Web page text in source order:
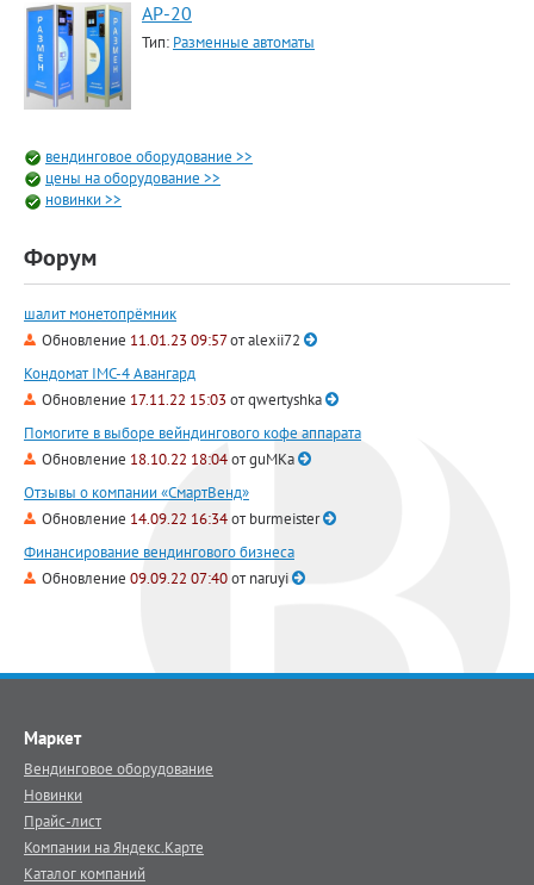
АР-20
Тип: Разменные автоматы
вендинговое оборудование >>
цены на оборудование >>
новинки >>
Форум
шалит монетопрёмник
Обновление 11.01.23 09:57отalexii72
Кондомат IMC-4 Авангард
Обновление 17.11.22 15:03 отqwertyshka
Помогите в выборе вейндингового кофе аппарата
Обновление 18.10.22 18:04отguMKa
Отзывы о компании «СмартВенд»
Обновление 14.09.22 16:34отburmeister
Финансирование вендингового бизнеса
Обновление 09.09.22 07:40отnaruyi
Маркет
Вендинговое оборудование
Новинки
Прайс-лист
Компании на Яндекс.Карте
Каталог компаний